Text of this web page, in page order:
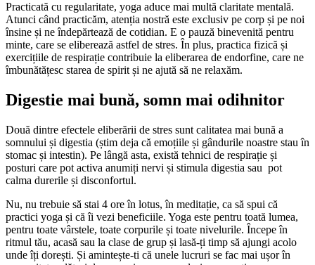
Practicată cu regularitate, yoga aduce mai multă claritate mentală.
Atunci când practicăm, atenția nostră este exclusiv pe corp și pe noi
însine și ne îndepărtează de cotidian. E o pauză binevenită pentru
minte, care se eliberează astfel de stres. În plus, practica fizică și
exercițiile de respirație contribuie la eliberarea de endorfine, care ne
îmbunătățesc starea de spirit și ne ajută să ne relaxăm.
Digestie mai bună, somn mai odihnitor
Două dintre efectele eliberării de stres sunt calitatea mai bună a
somnului și digestia (știm deja că emoțiile și gândurile noastre stau în
stomac și intestin). Pe lângă asta, există tehnici de respirație și
posturi care pot activa anumiți nervi și stimula digestia sau pot
calma durerile și disconfortul.
Nu, nu trebuie să stai 4 ore în lotus, în meditație, ca să spui că
practici yoga și că îi vezi beneficiile. Yoga este pentru toată lumea,
pentru toate vârstele, toate corpurile și toate nivelurile. Începe în
ritmul tău, acasă sau la clase de grup și lasă-ți timp să ajungi acolo
unde îți dorești. Și amintește-ti că unele lucruri se fac mai ușor în